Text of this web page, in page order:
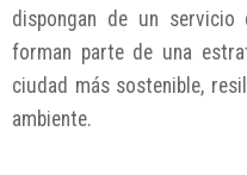
dispongan de un
forman parte de una
ciudad más sostenible,
ambiente.